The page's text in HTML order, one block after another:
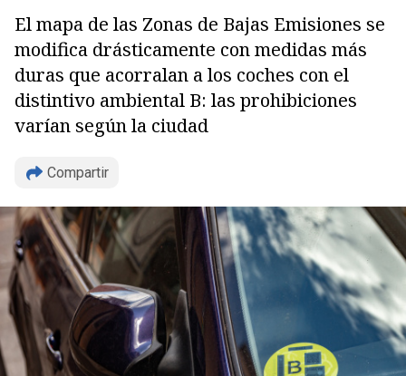
El mapa de las Zonas de Bajas Emisiones se
modifica drásticamente con medidas más
duras que acorralan a los coches con el
distintivo ambiental B: las prohibiciones
varían según la ciudad
Compartir